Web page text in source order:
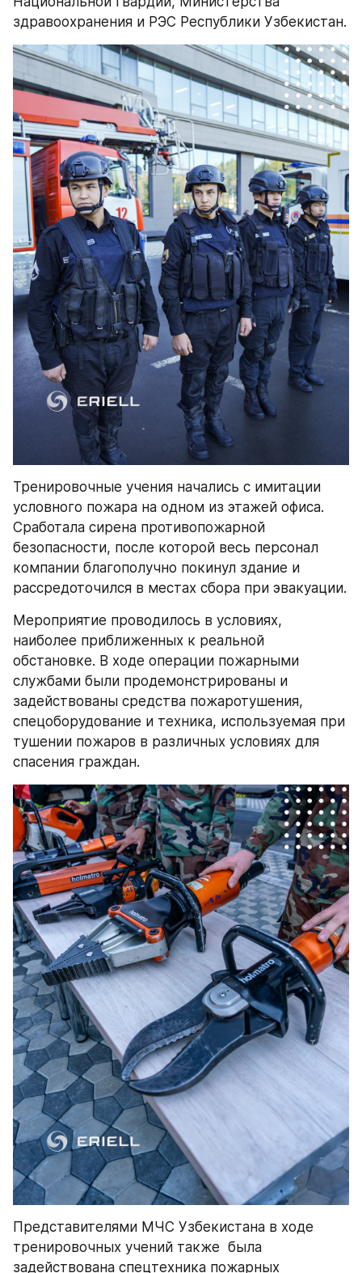
здравоохранения и РЭС Республики Узбекистан.
Тренировочные учения начались с имитации
условного пожара на одном из этажей офиса.
Сработала сирена противопожарной
безопасности, после которой весь персонал
компании благополучно покинул здание и
рассредоточился в местах сбора при эвакуации.
Мероприятие проводилось в условиях,
наиболее приближенных к реальной
обстановке. В ходе операции пожарными
службами были продемонстрированы и
задействованы средства пожаротушения,
спецоборудование и техника, используемая при
тушении пожаров в различных условиях для
спасения граждан.
Представителями МЧС Узбекистана в ходе
тренировочных учений также  была
задействована спецтехника пожарных